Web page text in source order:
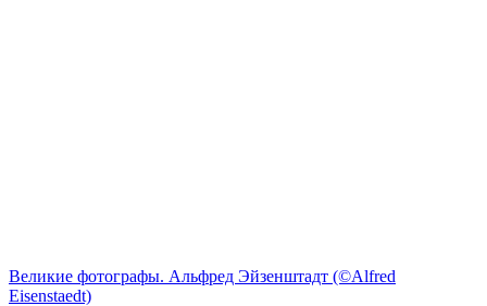
Великие фотографы. Альфред Эйзенштадт (©Alfred
Eisenstaedt)